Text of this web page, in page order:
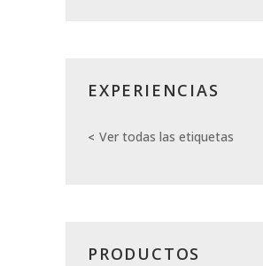
EXPERIENCIAS
Ver todas las etiquetas
PRODUCTOS